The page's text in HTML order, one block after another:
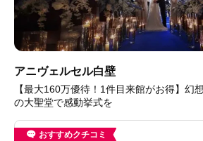
アニヴェルセル白壁
【最大160万優待！1件目来館がお得】幻
の大聖堂で感動挙式を
おすすめクチコミ